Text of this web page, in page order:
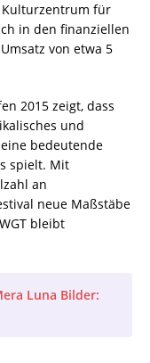
Kulturzentrum für
in den finanziellen
von etwa 5
2015 zeigt, dass
und
bedeutende
spielt. Mit
an
neue Maßstäbe
bleibt
Luna Bilder: